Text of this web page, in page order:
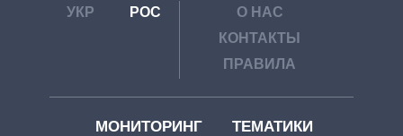
УКР РОС
О НАС
КОНТАКТЫ
ПРАВИЛА
МОНИТОРИНГ ТЕМАТИКИ